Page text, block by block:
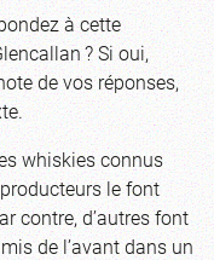
à cette
? Si oui,
de vos réponses,
whiskies connus
le font
contre, d’autres font
de l’avant dans un